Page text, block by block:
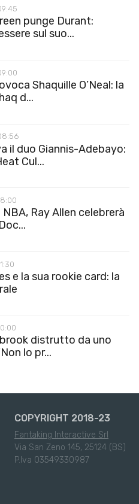
punge Durant:
sul suo...
Shaquille O’Neal: la
d...
il duo Giannis-Adebayo:
Cul...
Ray Allen celebrerà
e la sua rookie card: la
distrutto da uno
lo pr...
COPYRIGHT 2018-23
Fantaking Interactive Srl
Via San Zeno 145, 25124 (BS)
P.Iva 03549330987